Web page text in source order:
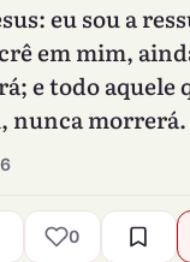
eu sou a
em mim,
e todo aquele
nunca morrerá.
0